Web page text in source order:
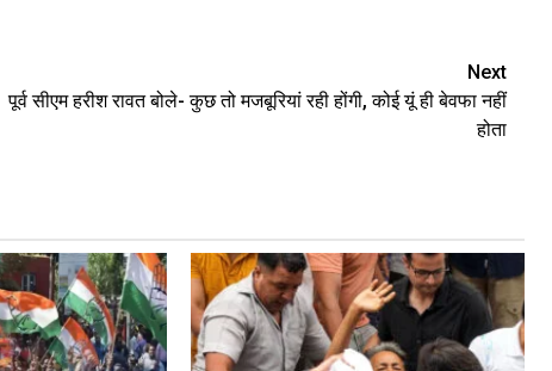
Next
पूर्व सीएम हरीश रावत बोले- कुछ तो मजबूरियां रही होंगी, कोई यूं ही बेवफा नहीं
होता